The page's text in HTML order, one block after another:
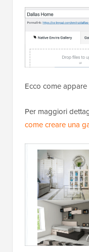
Ecco come
Per maggiori
come creare una